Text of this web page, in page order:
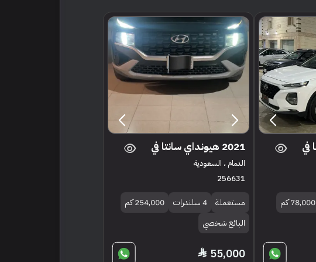
78,000 كم
2021 هيونداي سانتا في
الدمام ، السعودية
256631
مستعملة 4 سلندرات
254,000 كم
البائع شخصي
55,000